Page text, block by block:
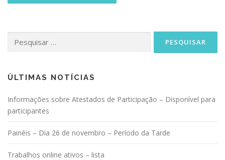
por:
ÙLTIMAS NOTÍCIAS
Informações sobre Atestados de Participação – Disponível para
participantes
Painéis – Dia 26 de novembro – Período da Tarde
Trabalhos online ativos – lista